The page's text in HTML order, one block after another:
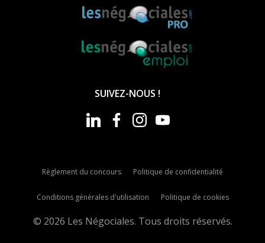
SUIVEZ-NOUS !
Règlement du concours Politique de confidentialité
Conditions générales d'utilisation Politique de cookies
© 2026 Les Négociales. Tous droits réservés.